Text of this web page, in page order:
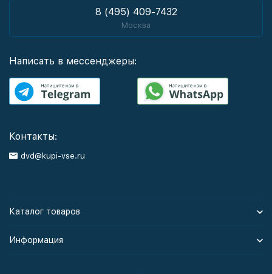
8 (495) 409-7432
Москва
Написать в мессенджеры:
Контакты:
dvd@kupi-vse.ru
Каталог товаров
Информация